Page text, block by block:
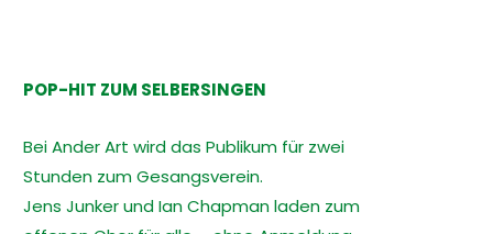
POP-HIT ZUM SELBERSINGEN
Bei Ander Art wird das Publikum für zwei
Stunden zum Gesangsverein.
Jens Junker und Ian Chapman laden zum